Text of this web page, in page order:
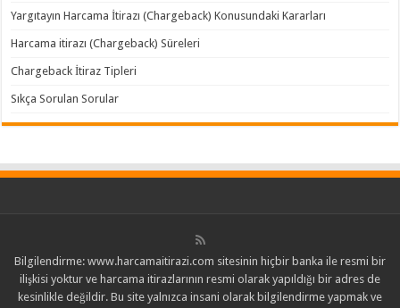
Yargıtayın Harcama İtirazı (Chargeback) Konusundaki Kararları
Harcama itirazı (Chargeback) Süreleri
Chargeback İtiraz Tipleri
Sıkça Sorulan Sorular
Bilgilendirme: www.harcamaitirazi.com sitesinin hiçbir banka ile resmi bir
ilişkisi yoktur ve harcama itirazlarının resmi olarak yapıldığı bir adres de
kesinlikle değildir. Bu site yalnızca insani olarak bilgilendirme yapmak ve